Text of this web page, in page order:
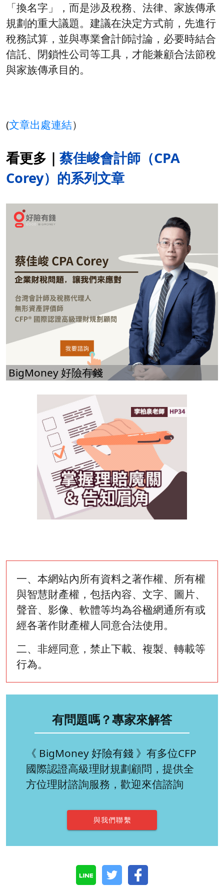
「換名字」，而是涉及稅務、法律、家族傳承
規劃的重大議題。建議在決定方式前，先進行
稅務試算，並與專業會計師討論，必要時結合
信託、閉鎖性公司等工具，才能兼顧合法節稅
與家族傳承目的。
(文章出處連結）
看更多｜ 蔡佳峻會計師（CPA
Corey）的系列文章
BigMoney 好險有錢
一、本網站內所有資料之著作權、所有權
與智慧財產權，包括內容、文字、圖片、
聲音、影像、軟體等均為谷楹網通所有或
經各著作財產權人同意合法使用。
二、非經同意，禁止下載、複製、轉載等
行為。
有問題嗎？專家來解答
《 BigMoney 好險有錢 》有多位CFP
國際認證高級理財規劃顧問，提供全
方位理財諮詢服務，歡迎來信諮詢
與我們聯繫